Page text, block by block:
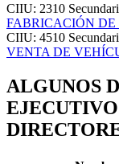
CIIU: 2310
FABRICACIÓN
CIIU: 4510
VENTA DE
ALGUNOS